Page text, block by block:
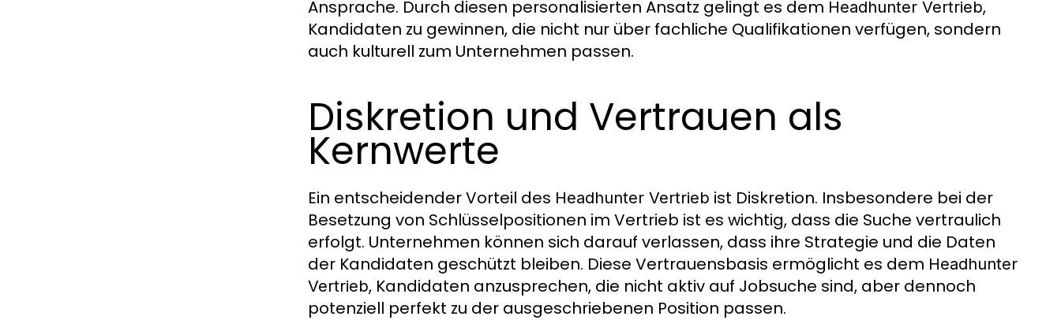
Ansprache. Durch diesen personalisierten Ansatz gelingt es dem Headhunter Vertrieb,
Kandidaten zu gewinnen, die nicht nur über fachliche Qualifikationen verfügen, sondern
auch kulturell zum Unternehmen passen.
Diskretion und Vertrauen als
Kernwerte
Ein entscheidender Vorteil des Headhunter Vertrieb ist Diskretion. Insbesondere bei der
Besetzung von Schlüsselpositionen im Vertrieb ist es wichtig, dass die Suche vertraulich
erfolgt. Unternehmen können sich darauf verlassen, dass ihre Strategie und die Daten
der Kandidaten geschützt bleiben. Diese Vertrauensbasis ermöglicht es dem Headhunter
Vertrieb, Kandidaten anzusprechen, die nicht aktiv auf Jobsuche sind, aber dennoch
potenziell perfekt zu der ausgeschriebenen Position passen.